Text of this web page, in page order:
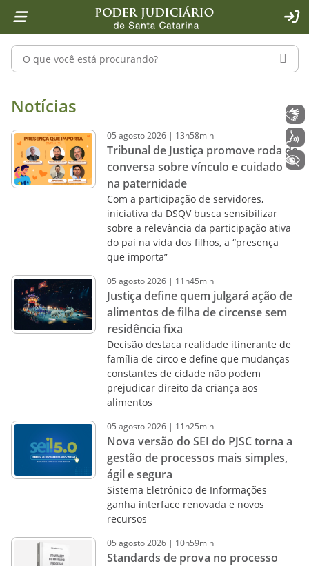
1 Ir para o conteúdo
2 Ir para a ferramenta de acessibilidade - Rybená
4 Ir para o menu principal
5 Ir para a pesquisa
6 Ir para o rodapé
7 Ir para a página inicial
Pesquisar no portal
Notícias - Imprensa - Poder
Notícias
05 agosto2026 | 13h58min
Tribunal de Justiça promove roda de
conversa sobre vínculo e cuidado
na paternidade
Com a participação de servidores,
iniciativa da DSQV busca sensibilizar
sobre a relevância da participação ativa
do pai na vida dos filhos, a “presença
que importa”
05 agosto2026 | 11h45min
Justiça define quem julgará ação de
alimentos de filha de circense sem
residência fixa
Decisão destaca realidade itinerante de
família de circo e define que mudanças
constantes de cidade não podem
prejudicar direito da criança aos
alimentos
05 agosto2026 | 11h25min
Nova versão do SEI do PJSC torna a
gestão de processos mais simples,
ágil e segura
Sistema Eletrônico de Informações
ganha interface renovada e novos
recursos
05 agosto2026 | 10h59min
Standards de prova no processo
+ Acessibilidade